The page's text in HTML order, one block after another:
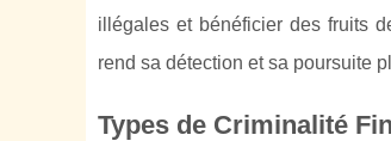
illégales et bénéficier des fruits
rend sa détection et sa poursuite
Types de Criminalité